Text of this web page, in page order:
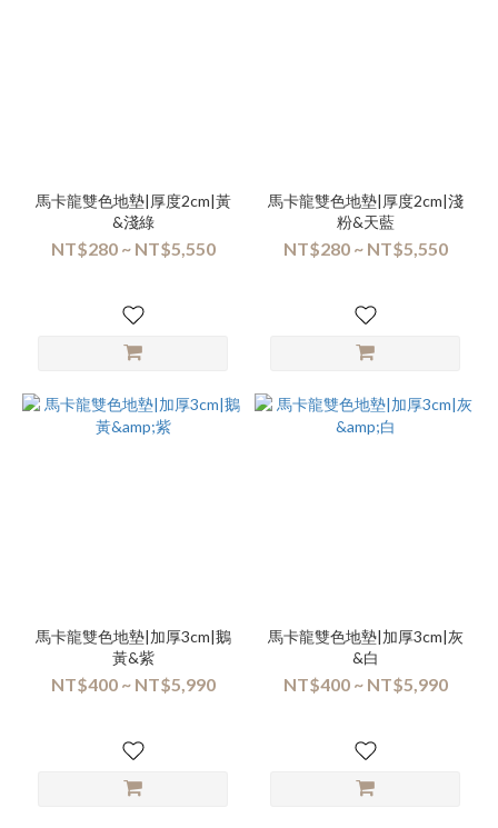
馬卡龍雙色地墊|厚度2cm|黃
&淺綠
NT$280 ~ NT$5,550
馬卡龍雙色地墊|厚度2cm|淺
粉&天藍
NT$280 ~ NT$5,550
馬卡龍雙色地墊|加厚3cm|鵝
黃&紫
NT$400 ~ NT$5,990
馬卡龍雙色地墊|加厚3cm|灰
&白
NT$400 ~ NT$5,990